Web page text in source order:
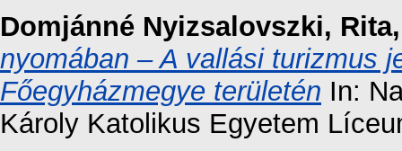
Domjánné Nyizsalovszki, Rita
nyomában – A vallási turizmus
Főegyházmegye területén In:
Károly Katolikus Egyetem